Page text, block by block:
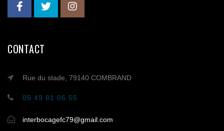
CONTACT
Rue du stade, 79140 COMBRAND
05 49 81 06 55
interbocagefc79@gmail.com